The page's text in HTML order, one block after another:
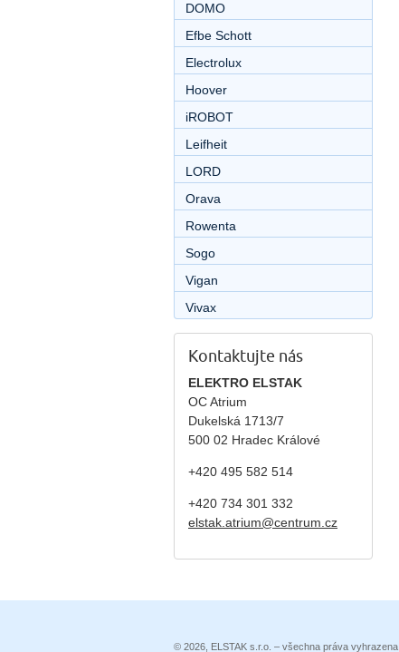
DOMO
Efbe Schott
Electrolux
Hoover
iROBOT
Leifheit
LORD
Orava
Rowenta
Sogo
Vigan
Vivax
Kontaktujte nás
ELEKTRO ELSTAK
OC Atrium
Dukelská 1713/7
500 02 Hradec Králové
+420 495 582 514
+420 734 301 332
elstak.atrium@centrum.cz
© 2026, ELSTAK s.r.o. – všechna práva vyhrazena